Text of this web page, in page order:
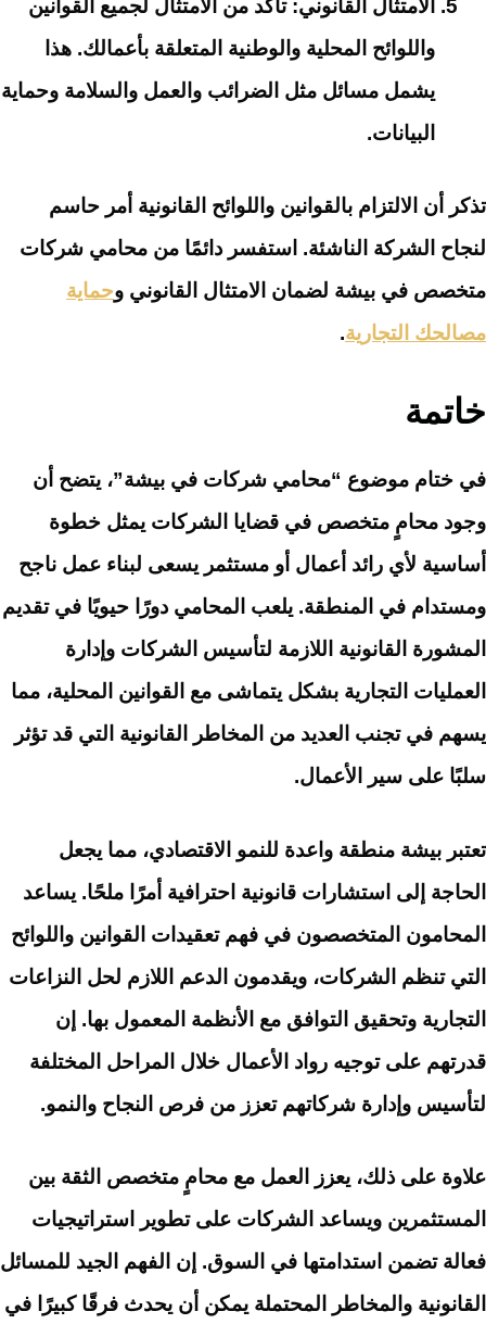
الامتثال القانوني: تأكد من الامتثال لجميع القوانين
واللوائح المحلية والوطنية المتعلقة بأعمالك. هذا
يشمل مسائل مثل الضرائب والعمل والسلامة وحماية
البيانات.
تذكر أن الالتزام بالقوانين واللوائح القانونية أمر حاسم
لنجاح الشركة الناشئة. استفسر دائمًا من محامي شركات
متخصص في بيشة لضمان الامتثال القانوني وحماية
مصالحك التجارية.
خاتمة
في ختام موضوع “محامي شركات في بيشة”، يتضح أن
وجود محامٍ متخصص في قضايا الشركات يمثل خطوة
أساسية لأي رائد أعمال أو مستثمر يسعى لبناء عمل ناجح
ومستدام في المنطقة. يلعب المحامي دورًا حيويًا في تقديم
المشورة القانونية اللازمة لتأسيس الشركات وإدارة
العمليات التجارية بشكل يتماشى مع القوانين المحلية، مما
يسهم في تجنب العديد من المخاطر القانونية التي قد تؤثر
سلبًا على سير الأعمال.
تعتبر بيشة منطقة واعدة للنمو الاقتصادي، مما يجعل
الحاجة إلى استشارات قانونية احترافية أمرًا ملحًا. يساعد
المحامون المتخصصون في فهم تعقيدات القوانين واللوائح
التي تنظم الشركات، ويقدمون الدعم اللازم لحل النزاعات
التجارية وتحقيق التوافق مع الأنظمة المعمول بها. إن
قدرتهم على توجيه رواد الأعمال خلال المراحل المختلفة
لتأسيس وإدارة شركاتهم تعزز من فرص النجاح والنمو.
علاوة على ذلك، يعزز العمل مع محامٍ متخصص الثقة بين
المستثمرين ويساعد الشركات على تطوير استراتيجيات
فعالة تضمن استدامتها في السوق. إن الفهم الجيد للمسائل
القانونية والمخاطر المحتملة يمكن أن يحدث فرقًا كبيرًا في